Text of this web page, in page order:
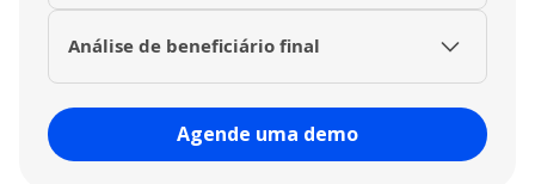
utilizando a base de dados global da Dun &
Análise de beneficiário final
passo essencial para descobrir potenciais riscos
de corrupção e lavagem de dinheiro.
Agende uma demo